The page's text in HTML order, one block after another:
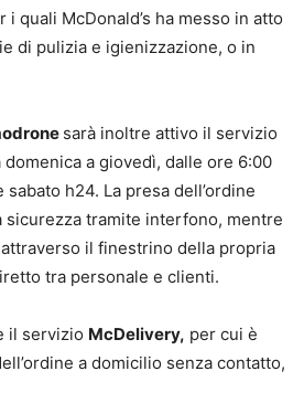
quali McDonald’s ha messo in atto
di pulizia e igienizzazione, o in
sarà inoltre attivo il servizio
domenica a giovedì, dalle ore 6:00
h24. La presa dell’ordine
sicurezza tramite interfono, mentre
il finestrino della propria
tra personale e clienti.
il servizio McDelivery, per cui è
a domicilio senza contatto,